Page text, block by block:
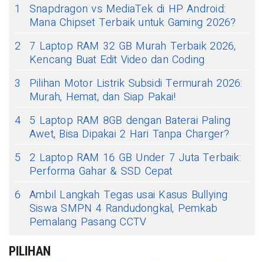
1
Snapdragon vs MediaTek di HP Android:
Mana Chipset Terbaik untuk Gaming 2026?
2
7 Laptop RAM 32 GB Murah Terbaik 2026,
Kencang Buat Edit Video dan Coding
3
Pilihan Motor Listrik Subsidi Termurah 2026:
Murah, Hemat, dan Siap Pakai!
4 5 Laptop RAM 8GB dengan Baterai Paling
Awet, Bisa Dipakai 2 Hari Tanpa Charger?
5 2 Laptop RAM 16 GB Under 7 Juta Terbaik:
Performa Gahar & SSD Cepat
6 Ambil Langkah Tegas usai Kasus Bullying
Siswa SMPN 4 Randudongkal, Pemkab
Pemalang Pasang CCTV
PILIHAN